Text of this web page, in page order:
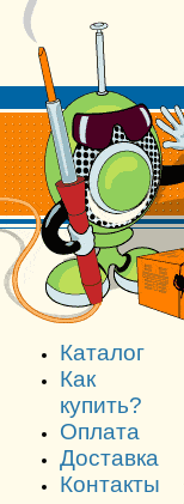
Каталог
Как
купить?
Оплата
Доставка
Контакты